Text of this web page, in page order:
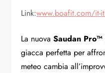
Link:www.boafit.com/it-
La nuovaSaudan
giacca perfetta per
meteo cambia